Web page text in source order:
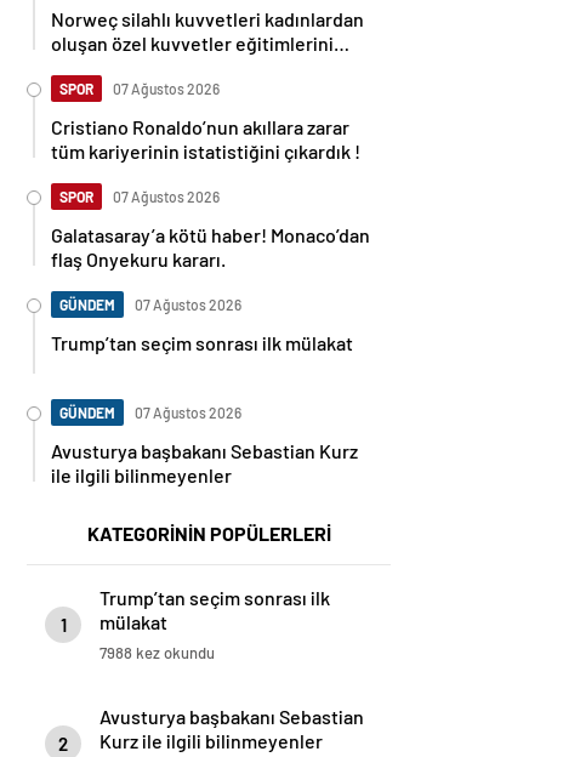
Norweç silahlı kuvvetleri kadınlardan
oluşan özel kuvvetler eğitimlerini
SPOR 07 Ağustos 2026
Cristiano Ronaldo’nun akıllara zarar
tüm kariyerinin istatistiğini çıkardık !
SPOR 07 Ağustos 2026
Galatasaray’a kötü haber! Monaco’dan
flaş Onyekuru kararı.
GÜNDEM 07 Ağustos 2026
Trump’tan seçim sonrası ilk mülakat
GÜNDEM 07 Ağustos 2026
Avusturya başbakanı Sebastian Kurz
ile ilgili bilinmeyenler
KATEGORİNİN POPÜLERLERİ
1
Trump’tan seçim sonrası ilk
mülakat
7988 kez okundu
2
Avusturya başbakanı Sebastian
Kurz ile ilgili bilinmeyenler